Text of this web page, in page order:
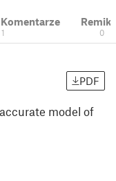
1 0
PDF
model of